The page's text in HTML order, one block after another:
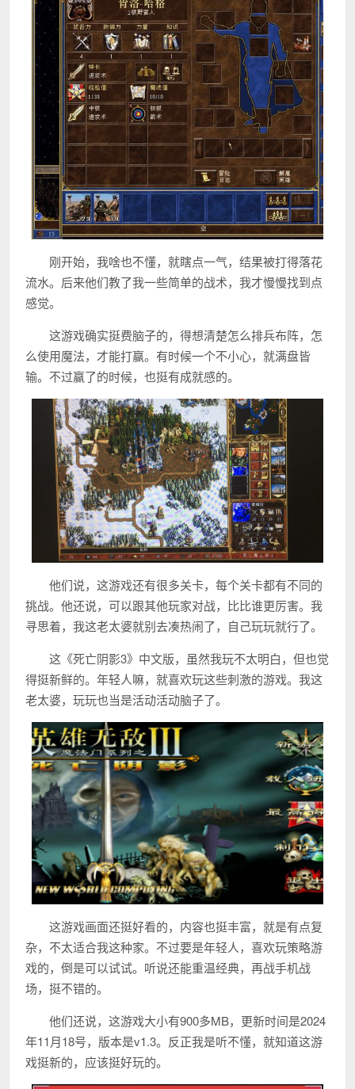
刚开始，我啥也不懂，就瞎点一气，结果被打得落花
流水。后来他们教了我一些简单的战术，我才慢慢找到点
感觉。
这游戏确实挺费脑子的，得想清楚怎么排兵布阵，怎
么使用魔法，才能打赢。有时候一个不小心，就满盘皆
输。不过赢了的时候，也挺有成就感的。
他们说，这游戏还有很多关卡，每个关卡都有不同的
挑战。他还说，可以跟其他玩家对战，比比谁更厉害。我
寻思着，我这老太婆就别去凑热闹了，自己玩玩就行了。
这《死亡阴影3》中文版，虽然我玩不太明白，但也觉
得挺新鲜的。年轻人嘛，就喜欢玩这些刺激的游戏。我这
老太婆，玩玩也当是活动活动脑子了。
这游戏画面还挺好看的，内容也挺丰富，就是有点复
杂，不太适合我这种家。不过要是年轻人，喜欢玩策略游
戏的，倒是可以试试。听说还能重温经典，再战手机战
场，挺不错的。
他们还说，这游戏大小有900多MB，更新时间是2024
年11月18号，版本是v1.3。反正我是听不懂，就知道这游
戏挺新的，应该挺好玩的。